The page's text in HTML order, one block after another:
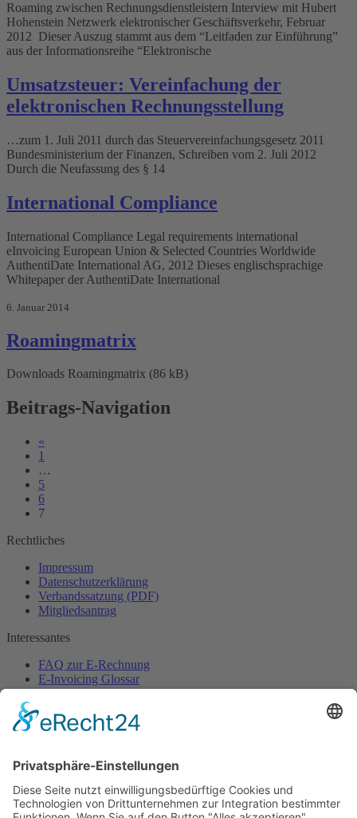
Roaming zwischen Rechnungsdienstleistern Interview mit Hubert
Hohenstein Netzwerk elektronischer Geschäftsverkehr, Februar
2012 Dieser Auszug stammt aus dem “Leitfaden zur Einführung”
aus der Informationsreihe “Elektronische
Umsatzsteuer: Vereinfachung der
elektronischen Rechnungsstellung
…zum 1. Juli 2011 durch das Steuervereinfachungsgesetz 2011
Bundesministerium der Finanzen, Schreiben vom 2. Juli 2012
Durch die Neufassung des § 14
International Compliance
International Compliance Legal requirements international
eInvoicing European Union & Selected Countries Worldwide
AuthentiDate International AG, 2012 Dieses englischsprachige
Whitepaper der AuthentiDate International
6. Januar 2014
Roamingmatrix
Downloads Roamingmatrix (86 kB)
Beitrags-Navigation
«
1
…
5
6
7
Rechtliches
Impressum
Datenschutzerklärung
Verbandssatzung (PDF)
Mitgliedsantrag
Interessantes
FAQ zur E-Rechnung
E-Invoicing Glossar
Pressebereich
Ansprechpartner
Sekretariat
Verband elektronische Rechnung (VeR)
Schackstraße 2
80539 München